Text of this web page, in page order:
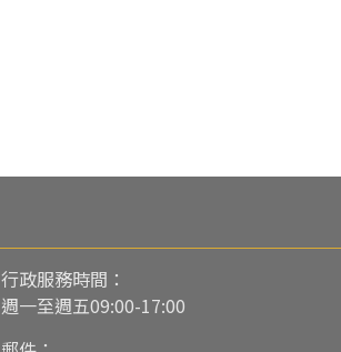
行政服務時間：
週一至週五09:00-17:00